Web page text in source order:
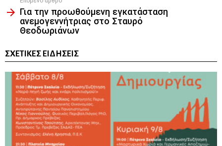
Για την προωθούμενη εγκατάσταση
ανεμογεννήτριας στο Σταυρό
Θεοδωριάνων
ΣΧΕΤΙΚΈΣ ΕΙΔΉΣΕΙΣ